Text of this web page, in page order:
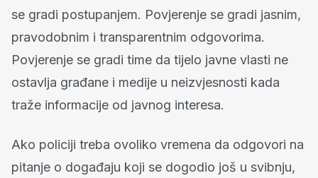
se gradi postupanjem. Povjerenje se gradi jasnim,
pravodobnim i transparentnim odgovorima.
Povjerenje se gradi time da tijelo javne vlasti ne
ostavlja građane i medije u neizvjesnosti kada
traže informacije od javnog interesa.
Ako policiji treba ovoliko vremena da odgovori na
pitanje o događaju koji se dogodio još u svibnju,